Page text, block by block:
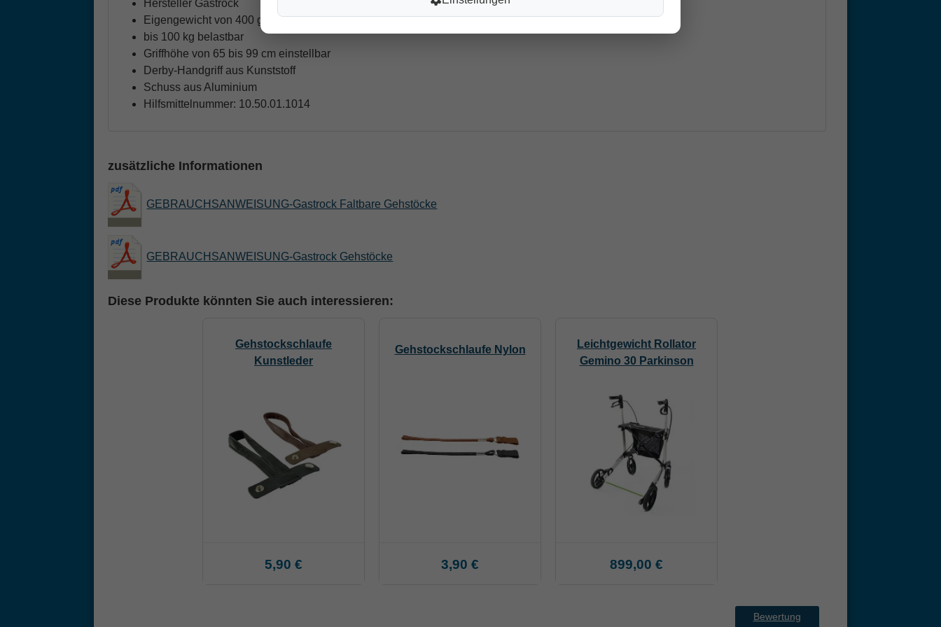
Hersteller Gastrock
Eigengewicht von 400 g
bis 100 kg belastbar
Griffhöhe von 65 bis 99 cm einstellbar
Derby-Handgriff aus Kunststoff
Schuss aus Aluminium
Hilfsmittelnummer: 10.50.01.1014
zusätzliche Informationen
GEBRAUCHSANWEISUNG-Gastrock Faltbare Gehstöcke
GEBRAUCHSANWEISUNG-Gastrock Gehstöcke
Diese Produkte könnten Sie auch interessieren:
Gehstockschlaufe
Kunstleder
5,90 €
Gehstockschlaufe Nylon
3,90 €
Leichtgewicht Rollator
Gemino 30 Parkinson
899,00 €
Bewertung